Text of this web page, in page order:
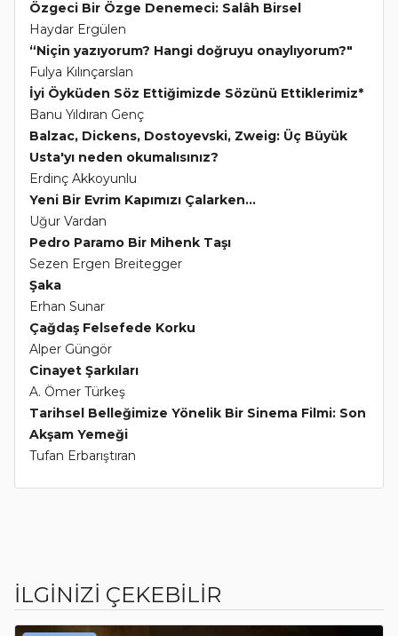
Özgeci Bir Özge Denemeci: Salâh Birsel
Haydar Ergülen
“Niçin yazıyorum? Hangi doğruyu onaylıyorum?"
Fulya Kılınçarslan
İyi Öyküden Söz Ettiğimizde Sözünü Ettiklerimiz*
Banu Yıldıran Genç
Balzac, Dickens, Dostoyevski, Zweig: Üç Büyük
Usta'yı neden okumalısınız?
Erdinç Akkoyunlu
Yeni Bir Evrim Kapımızı Çalarken...
Uğur Vardan
Pedro Paramo Bir Mihenk Taşı
Sezen Ergen Breitegger
Şaka
Erhan Sunar
Çağdaş Felsefede Korku
Alper Güngör
Cinayet Şarkıları
A. Ömer Türkeş
Tarihsel Belleğimize Yönelik Bir Sinema Filmi: Son
Akşam Yemeği
Tufan Erbarıştıran
İLGİNİZİ ÇEKEBİLİR